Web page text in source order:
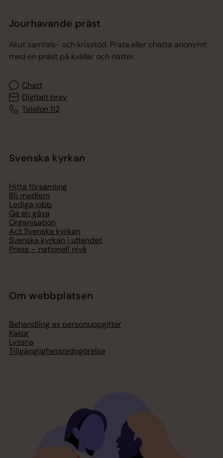
Jourhavande präst
Akut samtals- och krisstöd. Prata eller chatta anonymt
med en präst på kvällar och nätter.
Chatt
Digitalt brev
Telefon 112
Svenska kyrkan
Hitta församling
Bli medlem
Lediga jobb
Ge en gåva
Organisation
Act Svenska kyrkan
Svenska kyrkan i utlandet
Press – nationell nivå
Om webbplatsen
Behandling av personuppgifter
Kakor
Lyssna
Tillgänglighetsredogörelse